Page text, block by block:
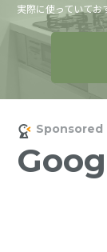
実際に使っていてお